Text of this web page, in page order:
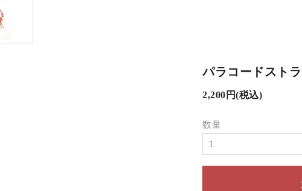
パラコードスト
2,200円(税込)
数量